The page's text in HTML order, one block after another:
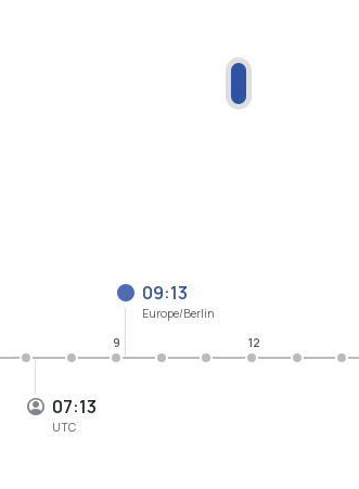
07:13
UTC
09:13
Europe/Berlin
9 12